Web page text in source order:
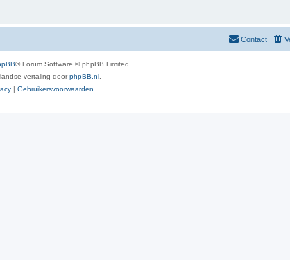
Contact
® Forum Software © phpBB Limited
vertaling doorphpBB.nl
| Gebruikersvoorwaarden